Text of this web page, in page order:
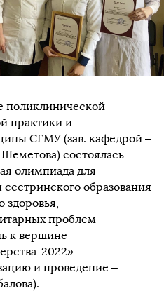
поликлинической
практики и
СГМУ (зав. кафедрой –
состоялась
олимпиада для
образования
проблем
к вершине
2022»
и проведение –